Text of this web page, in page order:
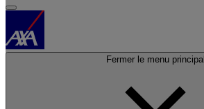
Fermer le menu principal